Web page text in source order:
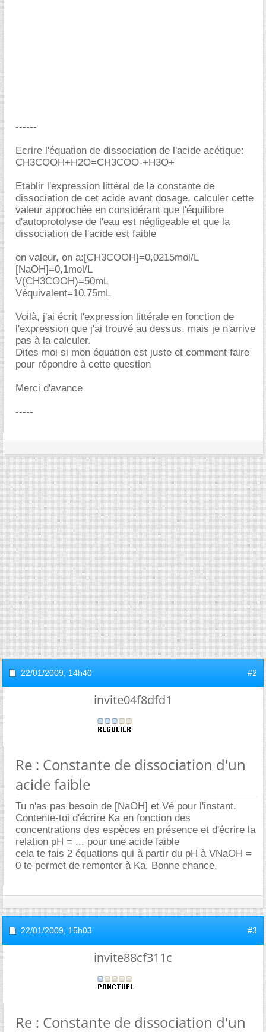
------
Ecrire l'équation de dissociation de l'acide acétique:
CH3COOH+H2O=CH3COO-+H3O+
Etablir l'expression littéral de la constante de
dissociation de cet acide avant dosage, calculer cette
valeur approchée en considérant que l'équilibre
d'autoprotolyse de l'eau est négligeable et que la
dissociation de l'acide est faible
en valeur, on a:[CH3COOH]=0,0215mol/L
[NaOH]=0,1mol/L
V(CH3COOH)=50mL
Véquivalent=10,75mL
Voilà, j'ai écrit l'expression littérale en fonction de
l'expression que j'ai trouvé au dessus, mais je n'arrive
pas à la calculer.
Dites moi si mon équation est juste et comment faire
pour répondre à cette question
Merci d'avance
-----
22/01/2009, 14h40 #2
invite04f8dfd1
Re : Constante de dissociation d'un
acide faible
Tu n'as pas besoin de [NaOH] et Vé pour l'instant.
Contente-toi d'écrire Ka en fonction des
concentrations des espèces en présence et d'écrire la
relation pH = ... pour une acide faible
cela te fais 2 équations qui à partir du pH à VNaOH =
0 te permet de remonter à Ka. Bonne chance.
22/01/2009, 15h03 #3
invite88cf311c
Re : Constante de dissociation d'un